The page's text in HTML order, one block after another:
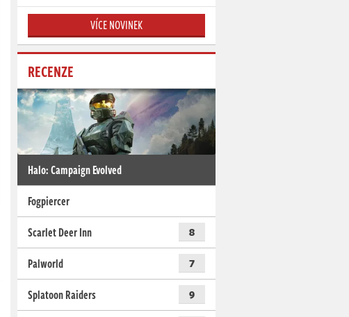
VÍCE NOVINEK
RECENZE
Halo: Campaign Evolved
Fogpiercer
Scarlet Deer Inn
8
Palworld 7
Splatoon Raiders 9